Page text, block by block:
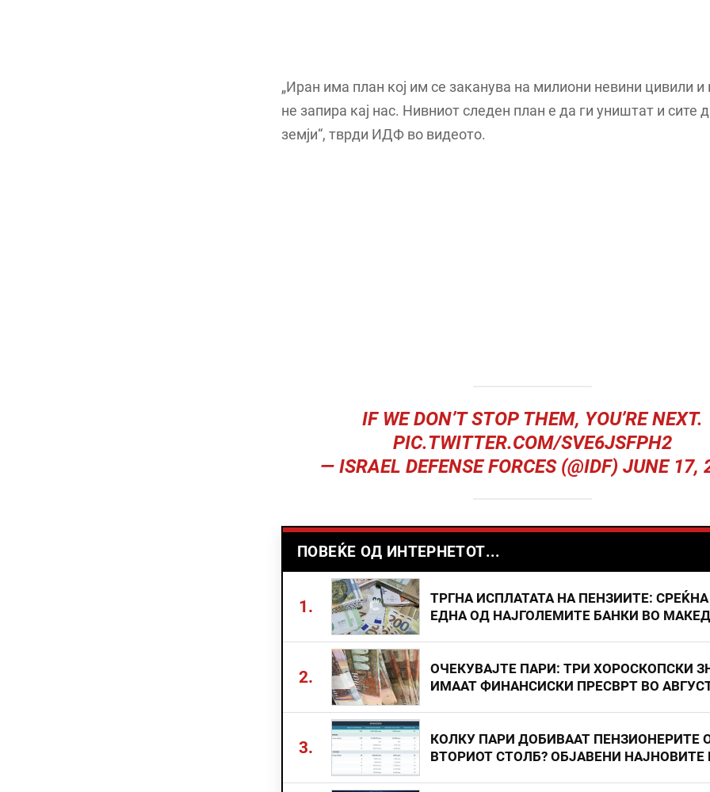
„Иран има план кој им се заканува на милиони невини цивили
не запира кај нас. Нивниот следен план е да ги уништат и сите
земји“, тврди ИДФ во видеото.
IF WE DON’T STOP THEM, YOU’RE NEXT.
PIC.TWITTER.COM/SVE6JSFPH2
— ISRAEL DEFENSE FORCES (@IDF) JUNE 17,
ПОВЕЌЕ ОД ИНТЕРНЕТОТ...
1.
ТРГНА ИСПЛАТАТА НА ПЕНЗИИТЕ:
ЕДНА ОД НАЈГОЛЕМИТЕ БАНКИ ВО
2.
ОЧЕКУВАЈТЕ ПАРИ: ТРИ ХОРОСКОПСКИ
ИМААТ ФИНАНСИСКИ ПРЕСВРТ ВО
3.
КОЛКУ ПАРИ ДОБИВААТ ПЕНЗИОНЕРИТЕ
ВТОРИОТ СТОЛБ? ОБЈАВЕНИ НАЈНОВИТЕ